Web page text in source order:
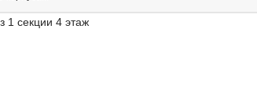
1 секции 4 этаж